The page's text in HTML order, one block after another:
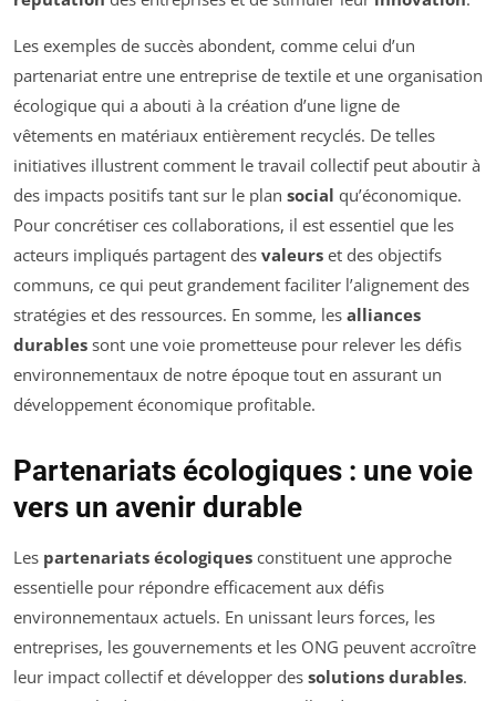
Les exemples de succès abondent, comme celui d’un
partenariat entre une entreprise de textile et une organisation
écologique qui a abouti à la création d’une ligne de
vêtements en matériaux entièrement recyclés. De telles
initiatives illustrent comment le travail collectif peut aboutir à
des impacts positifs tant sur le plan social qu’économique.
Pour concrétiser ces collaborations, il est essentiel que les
acteurs impliqués partagent des valeurs et des objectifs
communs, ce qui peut grandement faciliter l’alignement des
stratégies et des ressources. En somme, les alliances
durables sont une voie prometteuse pour relever les défis
environnementaux de notre époque tout en assurant un
développement économique profitable.
Partenariats écologiques : une voie
vers un avenir durable
Les partenariats écologiques constituent une approche
essentielle pour répondre efficacement aux défis
environnementaux actuels. En unissant leurs forces, les
entreprises, les gouvernements et les ONG peuvent accroître
leur impact collectif et développer des solutions durables.